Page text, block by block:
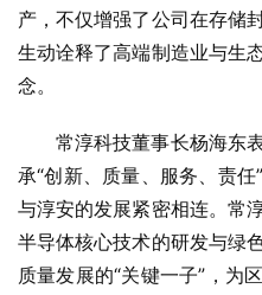
产，不仅增强了公司在存储
生动诠释了高端制造业与生
念。
常淳科技董事长杨海东
承“创新、质量、服务、责
与淳安的发展紧密相连。常
半导体核心技术的研发与绿
质量发展的“关键一子”，为